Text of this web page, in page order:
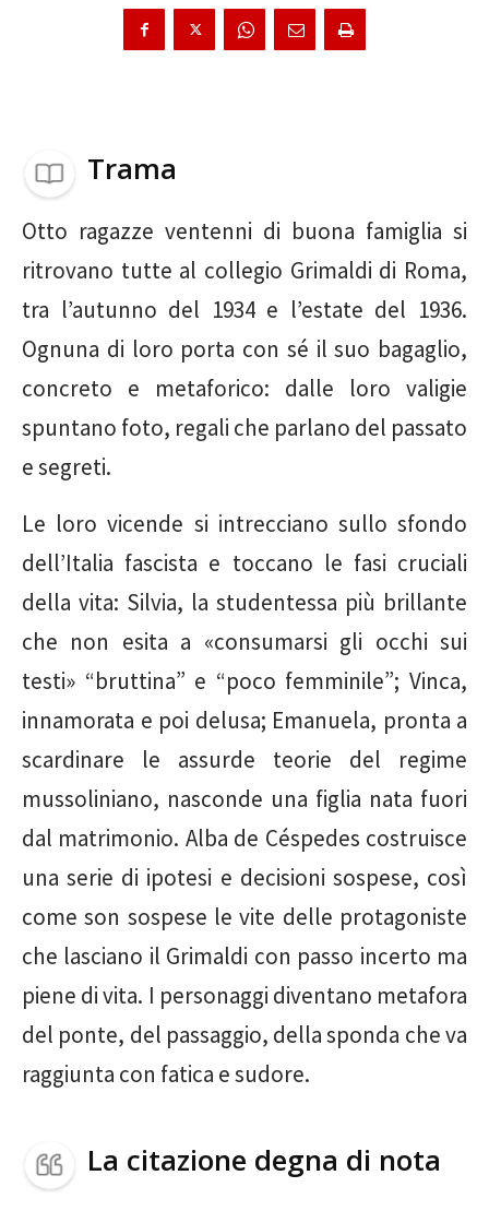
Trama
Otto ragazze ventenni di buona famiglia si
ritrovano tutte al collegio Grimaldi di Roma,
tra l’autunno del 1934 e l’estate del 1936.
Ognuna di loro porta con sé il suo bagaglio,
concreto e metaforico: dalle loro valigie
spuntano foto, regali che parlano del passato
e segreti.
Le loro vicende si intrecciano sullo sfondo
dell’Italia fascista e toccano le fasi cruciali
della vita: Silvia, la studentessa più brillante
che non esita a «consumarsi gli occhi sui
testi» “bruttina” e “poco femminile”; Vinca,
innamorata e poi delusa; Emanuela, pronta a
scardinare le assurde teorie del regime
mussoliniano, nasconde una figlia nata fuori
dal matrimonio. Alba de Céspedes costruisce
una serie di ipotesi e decisioni sospese, così
come son sospese le vite delle protagoniste
che lasciano il Grimaldi con passo incerto ma
piene di vita. I personaggi diventano metafora
del ponte, del passaggio, della sponda che va
raggiunta con fatica e sudore.
La citazione degna di nota